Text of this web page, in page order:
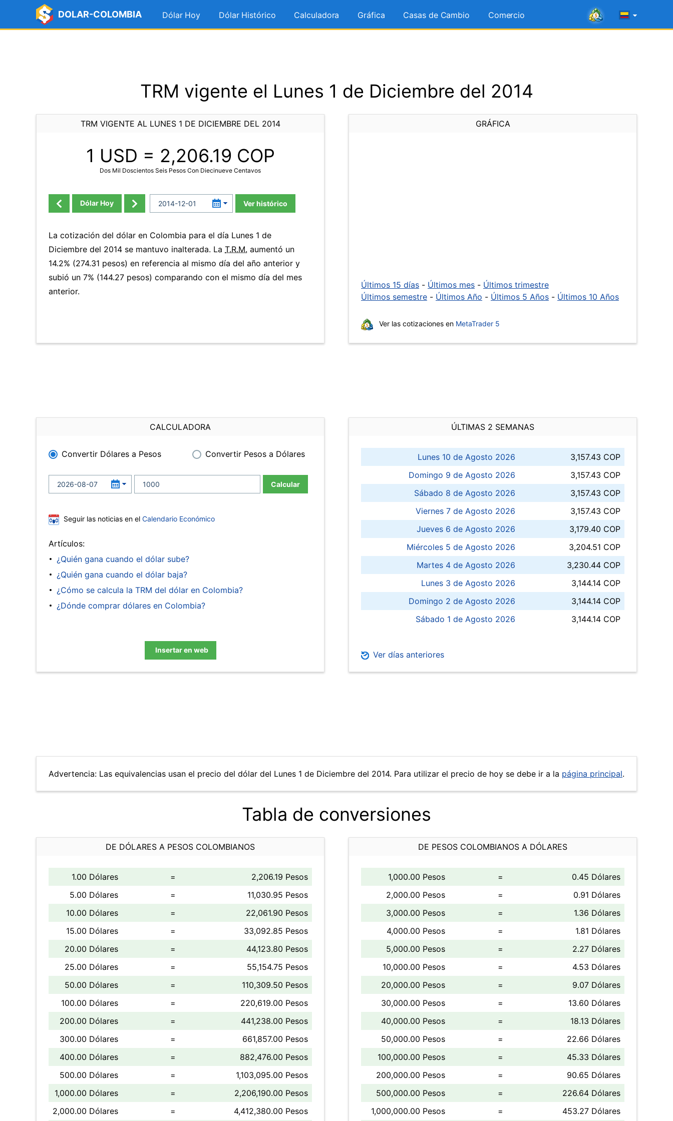
DOLAR-COLOMBIA Dólar Hoy Dólar Histórico Calculadora Gráfica Casas de Cambio Comercio
TRM vigente el Lunes 1 de Diciembre del 2014
TRM VIGENTE AL LUNES 1 DE DICIEMBRE DEL 2014
1 USD = 2,206.19 COP
Dos Mil Doscientos Seis Pesos Con Diecinueve Centavos
Dólar Hoy Ver histórico
La cotización del dólar en Colombia para el día Lunes 1 de
Diciembre del 2014 se mantuvo inalterada. La T.R.M. aumentó un
14.2% (274.31 pesos) en referencia al mismo día del año anterior y
subió un 7% (144.27 pesos) comparando con el mismo día del mes
anterior.
GRÁFICA
Últimos 15 días - Últimos mes - Últimos trimestre
Últimos semestre - Últimos Año - Últimos 5 Años - Últimos 10 Años
Ver las cotizaciones en MetaTrader 5
CALCULADORA
Convertir Dólares a Pesos Convertir Pesos a Dólares
Calcular
Seguir las noticias en el Calendario Económico
Artículos:
¿Quién gana cuando el dólar sube?
¿Quién gana cuando el dólar baja?
¿Cómo se calcula la TRM del dólar en Colombia?
¿Dónde comprar dólares en Colombia?
Insertar en web
ÚLTIMAS 2 SEMANAS
Lunes 10 de Agosto 2026
3,157.43 COP
Domingo 9 de Agosto 2026
3,157.43 COP
Sábado 8 de Agosto 2026
3,157.43 COP
Viernes 7 de Agosto 2026
3,157.43 COP
Jueves 6 de Agosto 2026
3,179.40 COP
Miércoles 5 de Agosto 2026
3,204.51 COP
Martes 4 de Agosto 2026
3,230.44 COP
Lunes 3 de Agosto 2026
3,144.14 COP
Domingo 2 de Agosto 2026
3,144.14 COP
Sábado 1 de Agosto 2026
3,144.14 COP
Ver días anteriores
Advertencia: Las equivalencias usan el precio del dólar del Lunes 1 de Diciembre del 2014. Para utilizar el precio de hoy se debe ir a la página principal.
Tabla de conversiones
DE DÓLARES A PESOS COLOMBIANOS
1.00 Dólares =
2,206.19 Pesos
5.00 Dólares
=
11,030.95 Pesos
10.00 Dólares
=
22,061.90 Pesos
15.00 Dólares
=
33,092.85 Pesos
20.00 Dólares
=
44,123.80 Pesos
25.00 Dólares
=
55,154.75 Pesos
50.00 Dólares
=
110,309.50 Pesos
100.00 Dólares
=
220,619.00 Pesos
200.00 Dólares
=
441,238.00 Pesos
300.00 Dólares
=
661,857.00 Pesos
400.00 Dólares
=
882,476.00 Pesos
500.00 Dólares
=
1,103,095.00 Pesos
1,000.00 Dólares
=
2,206,190.00 Pesos
2,000.00 Dólares
= 4,412,380.00 Pesos
DE PESOS COLOMBIANOS A DÓLARES
1,000.00 Pesos =
0.45 Dólares
2,000.00 Pesos
=
0.91 Dólares
3,000.00 Pesos
=
1.36 Dólares
4,000.00 Pesos
=
1.81 Dólares
5,000.00 Pesos
=
2.27 Dólares
10,000.00 Pesos
=
4.53 Dólares
20,000.00 Pesos
=
9.07 Dólares
30,000.00 Pesos
=
13.60 Dólares
40,000.00 Pesos
=
18.13 Dólares
50,000.00 Pesos
=
22.66 Dólares
100,000.00 Pesos
=
45.33 Dólares
200,000.00 Pesos
=
90.65 Dólares
500,000.00 Pesos
=
226.64 Dólares
1,000,000.00 Pesos
= 453.27 Dólares